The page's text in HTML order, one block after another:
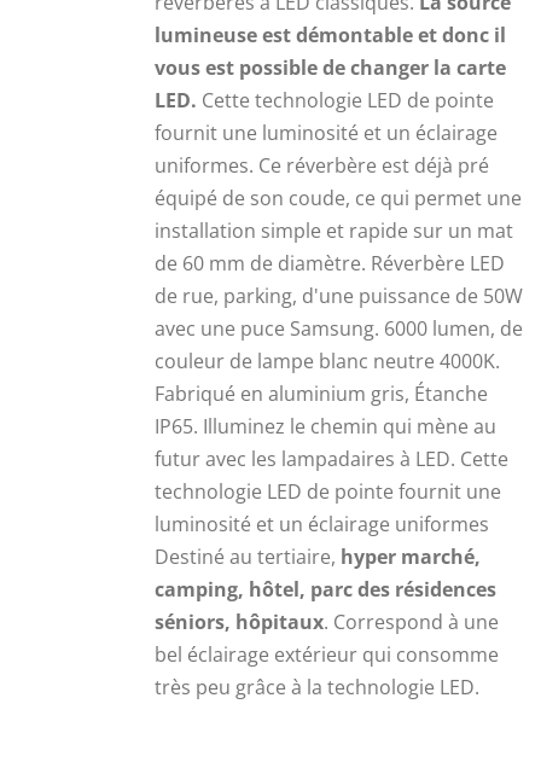
lumineuse est démontable et donc il
vous est possible de changer la carte
LED. Cette technologie LED de pointe
fournit une luminosité et un éclairage
uniformes. Ce réverbère est déjà pré
équipé de son coude, ce qui permet une
installation simple et rapide sur un mat
de 60 mm de diamètre. Réverbère LED
de rue, parking, d'une puissance de 50W
avec une puce Samsung. 6000 lumen, de
couleur de lampe blanc neutre 4000K.
Fabriqué en aluminium gris, Étanche
IP65. Illuminez le chemin qui mène au
futur avec les lampadaires à LED. Cette
technologie LED de pointe fournit une
luminosité et un éclairage uniformes
Destiné au tertiaire, hyper marché,
camping, hôtel, parc des résidences
séniors, hôpitaux. Correspond à une
bel éclairage extérieur qui consomme
très peu grâce à la technologie LED.